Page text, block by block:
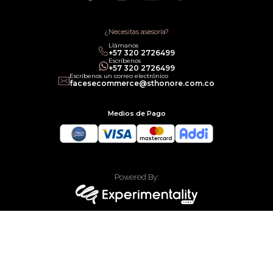
Política legal de Gift Cards¿Necesitas asesoría?
Llámanos
‎+57 320 2726499
Escríbenos
‎+57 320 2726499
Escríbenos un correo electrónico
facesecommerce@sthonore.com.co
Medios de Pago
Powered By: